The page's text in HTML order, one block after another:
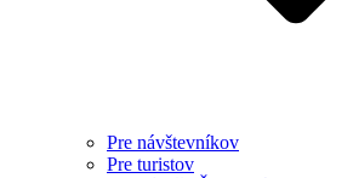
Pre návštevníkov
Pre turistov